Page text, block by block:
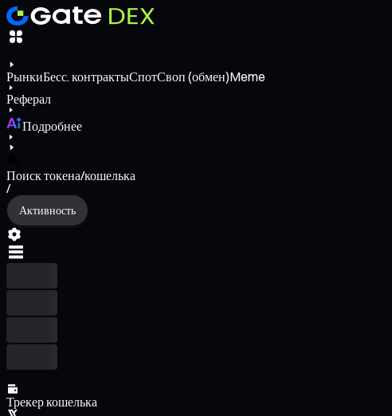
РынкиБесс. контрактыСпотСвоп (обмен)Meme
Реферал
Подробнее
Поиск токена/кошелька
/
Активность
Трекер кошелька